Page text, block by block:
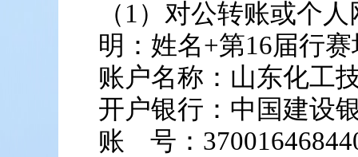
（1）对公转账或个
明：姓名+第16届行
账户名称：山东化工
开户银行：中国建设
账 号：